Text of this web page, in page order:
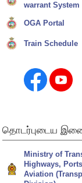
warrant System
OGA Portal
Train Schedule
தொடர்புடைய
Ministry of
Highways,
Aviation